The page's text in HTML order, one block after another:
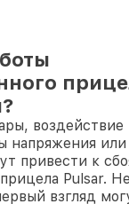
воздействие
напряжения или
привести к
Pulsar.
взгляд